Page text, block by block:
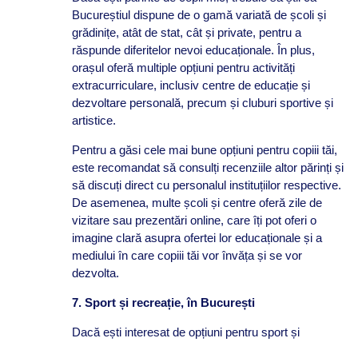
Bucureștiul dispune de o gamă variată de școli și
grădinițe, atât de stat, cât și private, pentru a
răspunde diferitelor nevoi educaționale. În plus,
orașul oferă multiple opțiuni pentru activități
extracurriculare, inclusiv centre de educație și
dezvoltare personală, precum și cluburi sportive și
artistice.
Pentru a găsi cele mai bune opțiuni pentru copiii tăi,
este recomandat să consulți recenziile altor părinți și
să discuți direct cu personalul instituțiilor respective.
De asemenea, multe școli și centre oferă zile de
vizitare sau prezentări online, care îți pot oferi o
imagine clară asupra ofertei lor educaționale și a
mediului în care copiii tăi vor învăța și se vor
dezvolta.
7. Sport și recreație, în București
Dacă ești interesat de opțiuni pentru sport și